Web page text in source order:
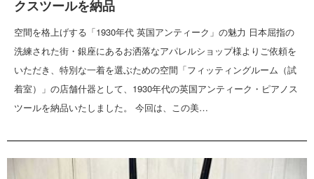
クスツールを納品
空間を格上げする「1930年代 英国アンティーク」の魅力 日本屈指の
洗練された街・銀座にあるお洒落なアパレルショップ様よりご依頼を
いただき、特別な一着を選ぶための空間「フィッティングルーム（試
着室）」の店舗什器として、1930年代の英国アンティーク・ピアノス
ツールを納品いたしました。 今回は、この美…